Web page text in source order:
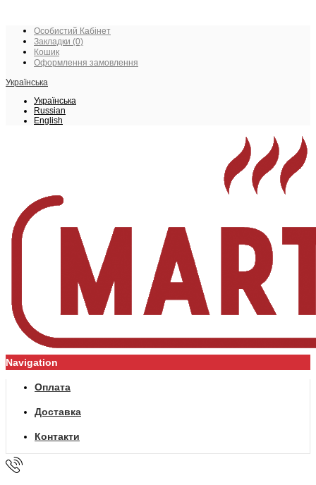
Особистий Кабінет
Закладки (0)
Кошик
Оформлення замовлення
Українська
Українська
Russian
English
Navigation
Оплата
Доставка
Контакти